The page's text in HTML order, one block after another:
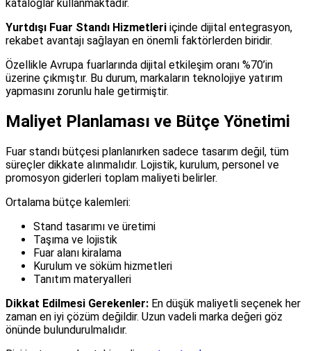
kataloglar kullanmaktadır.
Yurtdışı Fuar Standı Hizmetleri içinde dijital entegrasyon,
rekabet avantajı sağlayan en önemli faktörlerden biridir.
Özellikle Avrupa fuarlarında dijital etkileşim oranı %70’in
üzerine çıkmıştır. Bu durum, markaların teknolojiye yatırım
yapmasını zorunlu hale getirmiştir.
Maliyet Planlaması ve Bütçe Yönetimi
Fuar standı bütçesi planlanırken sadece tasarım değil, tüm
süreçler dikkate alınmalıdır. Lojistik, kurulum, personel ve
promosyon giderleri toplam maliyeti belirler.
Ortalama bütçe kalemleri:
Stand tasarımı ve üretimi
Taşıma ve lojistik
Fuar alanı kiralama
Kurulum ve söküm hizmetleri
Tanıtım materyalleri
Dikkat Edilmesi Gerekenler: En düşük maliyetli seçenek her
zaman en iyi çözüm değildir. Uzun vadeli marka değeri göz
önünde bulundurulmalıdır.